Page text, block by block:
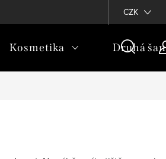
CZK
Kosmetika Druhá